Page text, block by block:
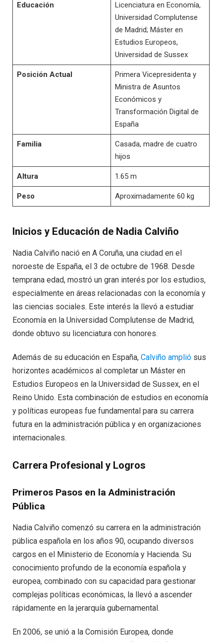
Educación
Licenciatura en Economía,
Universidad Complutense
de Madrid; Máster en
Estudios Europeos,
Universidad de Sussex
Posición Actual
Primera Vicepresidenta y
Ministra de Asuntos
Económicos y
Transformación Digital de
España
Familia
Casada, madre de cuatro
hijos
Altura 1.65 m
Peso Aproximadamente 60 kg
Inicios y Educación de Nadia Calviño
Nadia Calviño nació en A Coruña, una ciudad en el
noroeste de España, el 3 de octubre de 1968. Desde
temprana edad, mostró un gran interés por los estudios,
especialmente en áreas relacionadas con la economía y
las ciencias sociales. Este interés la llevó a estudiar
Economía en la Universidad Complutense de Madrid,
donde obtuvo su licenciatura con honores.
Además de su educación en España, Calviño amplió sus
horizontes académicos al completar un Máster en
Estudios Europeos en la Universidad de Sussex, en el
Reino Unido. Esta combinación de estudios en economía
y políticas europeas fue fundamental para su carrera
futura en la administración pública y en organizaciones
internacionales.
Carrera Profesional y Logros
Primeros Pasos en la Administración
Pública
Nadia Calviño comenzó su carrera en la administración
pública española en los años 90, ocupando diversos
cargos en el Ministerio de Economía y Hacienda. Su
conocimiento profundo de la economía española y
europea, combinado con su capacidad para gestionar
complejas políticas económicas, la llevó a ascender
rápidamente en la jerarquía gubernamental.
En 2006, se unió a la Comisión Europea, donde